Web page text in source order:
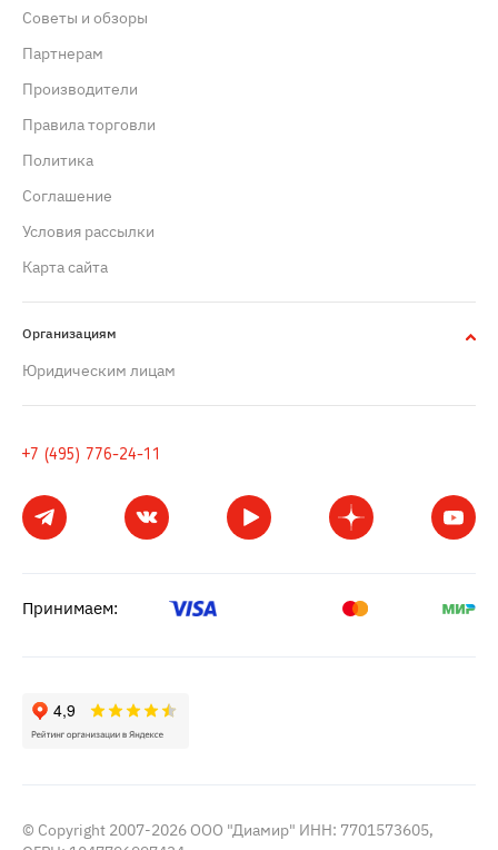
Советы и обзоры
Партнерам
Производители
Правила торговли
Политика
Cоглашение
Условия рассылки
Карта сайта
Организациям
Юридическим лицам
+7 (495) 776-24-11
Принимаем:
© Copyright 2007-2026 ООО "Диамир" ИНН: 7701573605,